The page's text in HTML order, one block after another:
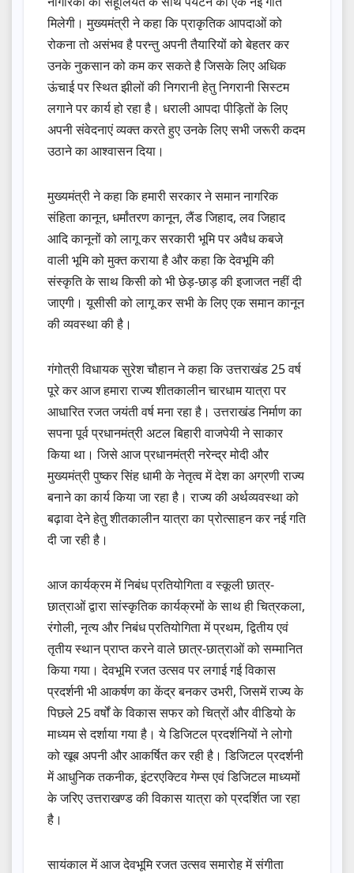
मिलेगी। मुख्यमंत्री ने कहा कि प्राकृतिक आपदाओं को
रोकना तो असंभव है परन्तु अपनी तैयारियों को बेहतर कर
उनके नुकसान को कम कर सकते है जिसके लिए अधिक
ऊंचाई पर स्थित झीलों की निगरानी हेतु निगरानी सिस्टम
लगाने पर कार्य हो रहा है। धराली आपदा पीड़ितों के लिए
अपनी संवेदनाएं व्यक्त करते हुए उनके लिए सभी जरूरी कदम
उठाने का आश्वासन दिया।
मुख्यमंत्री ने कहा कि हमारी सरकार ने समान नागरिक
संहिता कानून, धर्मांतरण कानून, लैंड जिहाद, लव जिहाद
आदि कानूनों को लागू कर सरकारी भूमि पर अवैध कबजे
वाली भूमि को मुक्त कराया है और कहा कि देवभूमि की
संस्कृति के साथ किसी को भी छेड़-छाड़ की इजाजत नहीं दी
जाएगी। यूसीसी को लागू कर सभी के लिए एक समान कानून
की व्यवस्था की है।
गंगोत्री विधायक सुरेश चौहान ने कहा कि उत्तराखंड 25 वर्ष
पूरे कर आज हमारा राज्य शीतकालीन चारधाम यात्रा पर
आधारित रजत जयंती वर्ष मना रहा है। उत्तराखंड निर्माण का
सपना पूर्व प्रधानमंत्री अटल बिहारी वाजपेयी ने साकार
किया था। जिसे आज प्रधानमंत्री नरेन्द्र मोदी और
मुख्यमंत्री पुष्कर सिंह धामी के नेतृत्व में देश का अग्रणी राज्य
बनाने का कार्य किया जा रहा है। राज्य की अर्थव्यवस्था को
बढ़ावा देने हेतु शीतकालीन यात्रा का प्रोत्साहन कर नई गति
दी जा रही है।
आज कार्यक्रम में निबंध प्रतियोगिता व स्कूली छात्र-
छात्राओं द्वारा सांस्कृतिक कार्यक्रमों के साथ ही चित्रकला,
रंगोली, नृत्य और निबंध प्रतियोगिता में प्रथम, द्वितीय एवं
तृतीय स्थान प्राप्त करने वाले छात्र-छात्राओं को सम्मानित
किया गया। देवभूमि रजत उत्सव पर लगाई गई विकास
प्रदर्शनी भी आकर्षण का केंद्र बनकर उभरी, जिसमें राज्य के
पिछले 25 वर्षों के विकास सफर को चित्रों और वीडियो के
माध्यम से दर्शाया गया है। ये डिजिटल प्रदर्शनियों ने लोगो
को खूब अपनी और आकर्षित कर रही है। डिजिटल प्रदर्शनी
में आधुनिक तकनीक, इंटरएक्टिव गेम्स एवं डिजिटल माध्यमों
के जरिए उत्तराखण्ड की विकास यात्रा को प्रदर्शित जा रहा
है।
सायंकाल में आज देवभूमि रजत उत्सव समारोह में संगीता